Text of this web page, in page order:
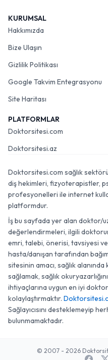
KURUMSAL
Hakkımızda
Bize Ulaşın
Gizlilik Politikası
Google Takvim Entegrasyonu
Site Haritası
PLATFORMLAR
Doktorsitesi.com
Doktorsitesi.az
Doktorsitesi.com sağlık
diş hekimleri, fizyoterapistler,
profesyonelleri ile internet
platformdur.
İş bu sayfada yer alan doktor/
değerlendirmeleri, ilgili
emri, talebi, önerisi, tavsiyesi
hasta/danışan tarafından
sitesinin amacı, sağlık
sağlamak, sağlık
ihtiyaçlarına uygun en iyi doktor
kolaylaştırmaktır.
Sağlayıcısını desteklemeyip
bulunmamaktadır.
© 2007 - 2026